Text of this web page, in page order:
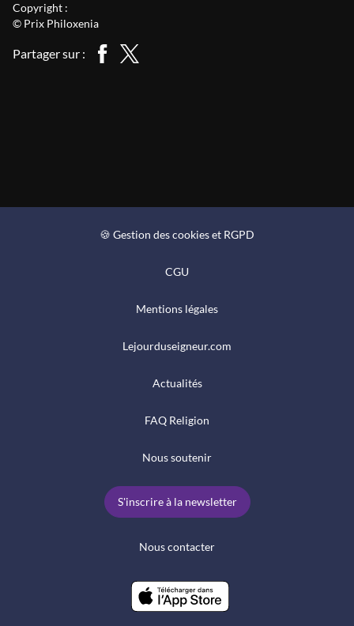
Copyright :
© Prix Philoxenia
Partager sur :
🍪 Gestion des cookies et RGPD
CGU
Mentions légales
Lejourduseigneur.com
Actualités
FAQ Religion
Nous soutenir
S'inscrire à la newsletter
Nous contacter